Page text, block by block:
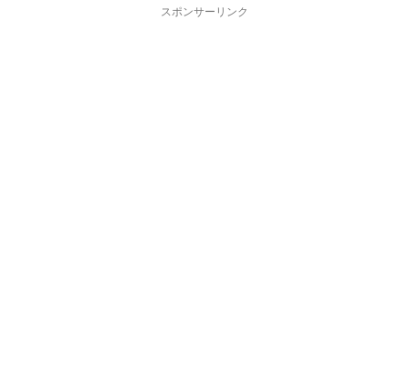
スポンサーリンク